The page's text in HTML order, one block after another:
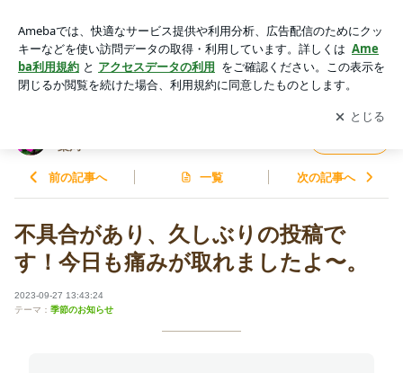
よ〜。 | やっと見つけた！私のかかりつけ 〜けんけん薬局〜
アプリをダウンロードして ブログの更新通知
を受け取りまし
ょう。
開く
薬局〜
前の記事へ 一覧 次の記事へ
不具合があり、久しぶりの投稿で
す！今日も痛みが取れましたよ〜。
2023-09-27 13:43:24
テーマ： 季節のお知らせ